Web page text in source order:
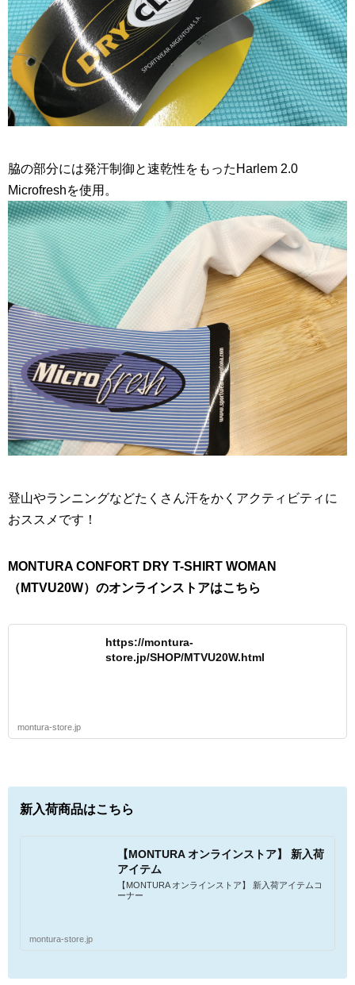
脇の部分には発汗制御と速乾性をもったHarlem 2.0
Microfreshを使用。
登山やランニングなどたくさん汗をかくアクティビティに
おススメです！
MONTURA CONFORT DRY T-SHIRT WOMAN
（MTVU20W）のオンラインストアはこちら
https://montura-
store.jp/SHOP/MTVU20W.html
montura-store.jp
新入荷商品はこちら
【MONTURA オンラインストア】 新入荷
アイテム
【MONTURA オンラインストア】 新入荷アイテムコ
ーナー
montura-store.jp